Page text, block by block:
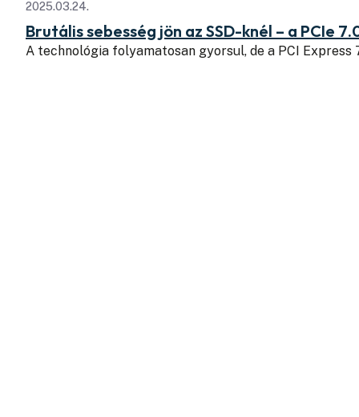
2025.03.24.
Brutális sebesség jön az SSD-knél – a PCIe
A technológia folyamatosan gyorsul, de a PCI Express